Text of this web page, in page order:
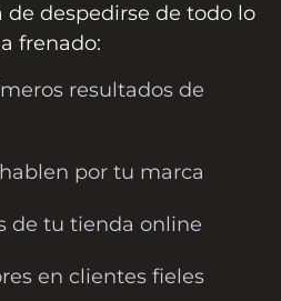
de despedirse de todo lo
frenado:
resultados de
por tu marca
de tu tienda online
en clientes fieles